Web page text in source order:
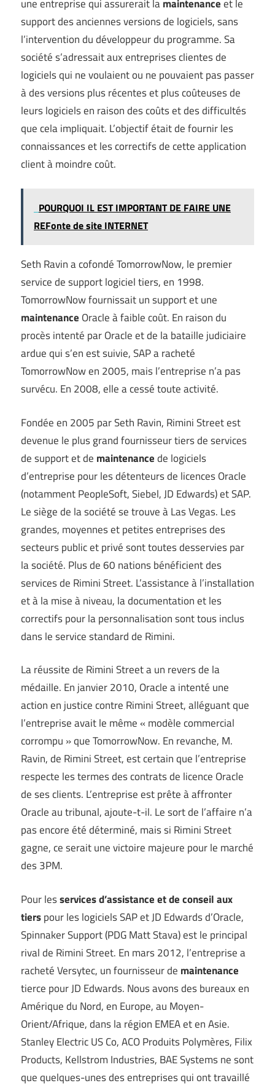
une entreprise qui assurerait lamaintenanceet le
support des anciennes versions de logiciels, sans
l’intervention du développeur du programme. Sa
société s’adressait aux entreprises clientes de
logiciels qui ne voulaient ou ne pouvaient pas passer
à des versions plus récentes et plus coûteuses de
leurs logiciels en raison des coûts et des difficultés
que cela impliquait. L’objectif était de fournir les
connaissances et les correctifs de cette application
client à moindre coût.
POURQUOI IL EST IMPORTANT DE FAIRE UNE
REFonte de site INTERNET
Seth Ravin a cofondé TomorrowNow, le premier
service de support logiciel tiers, en 1998.
TomorrowNow fournissait un support et une
maintenance Oracle à faible coût. En raison du
procès intenté par Oracle et de la bataille judiciaire
ardue qui s’en est suivie, SAP a racheté
TomorrowNow en 2005, mais l’entreprise n’a pas
survécu. En 2008, elle a cessé toute activité.
Fondée en 2005 par Seth Ravin, Rimini Street est
devenue le plus grand fournisseur tiers de services
de support et de maintenancede logiciels
d’entreprise pour les détenteurs de licences Oracle
(notamment PeopleSoft, Siebel, JD Edwards) et SAP.
Le siège de la société se trouve à Las Vegas. Les
grandes, moyennes et petites entreprises des
secteurs public et privé sont toutes desservies par
la société. Plus de 60 nations bénéficient des
services de Rimini Street. L’assistance à l’installation
et à la mise à niveau, la documentation et les
correctifs pour la personnalisation sont tous inclus
dans le service standard de Rimini.
La réussite de Rimini Street a un revers de la
médaille. En janvier 2010, Oracle a intenté une
action en justice contre Rimini Street, alléguant que
l’entreprise avait le même « modèle commercial
corrompu » que TomorrowNow. En revanche, M.
Ravin, de Rimini Street, est certain que l’entreprise
respecte les termes des contrats de licence Oracle
de ses clients. L’entreprise est prête à affronter
Oracle au tribunal, ajoute-t-il. Le sort de l’affaire n’a
pas encore été déterminé, mais si Rimini Street
gagne, ce serait une victoire majeure pour le marché
des 3PM.
Pour lesservices d’assistance et de conseil aux
tierspour les logiciels SAP et JD Edwards d’Oracle,
Spinnaker Support (PDG Matt Stava) est le principal
rival de Rimini Street. En mars 2012, l’entreprise a
racheté Versytec, un fournisseur de maintenance
tierce pour JD Edwards. Nous avons des bureaux en
Amérique du Nord, en Europe, au Moyen-
Orient/Afrique, dans la région EMEA et en Asie.
Stanley Electric US Co, ACO Produits Polymères, Filix
Products, Kellstrom Industries, BAE Systems ne sont
que quelques-unes des entreprises qui ont travaillé